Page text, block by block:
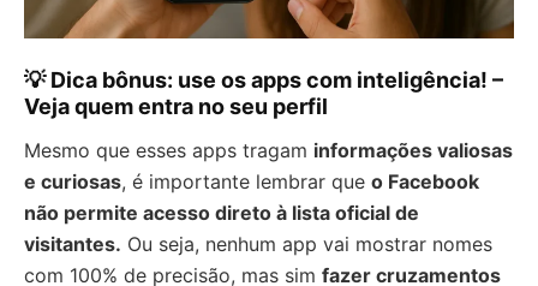
💡 Dica bônus: use os apps com inteligência! –
Veja quem entra no seu perfil
Mesmo que esses apps tragam informações valiosas
e curiosas, é importante lembrar que o Facebook
não permite acesso direto à lista oficial de
visitantes. Ou seja, nenhum app vai mostrar nomes
com 100% de precisão, mas sim fazer cruzamentos